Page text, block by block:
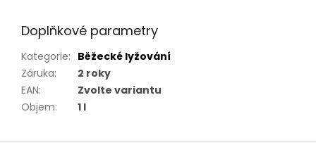
Doplňkové parametry
Kategorie: Běžecké lyžování
Záruka:
2 roky
EAN:
Zvolte variantu
Objem: 1 l
Z